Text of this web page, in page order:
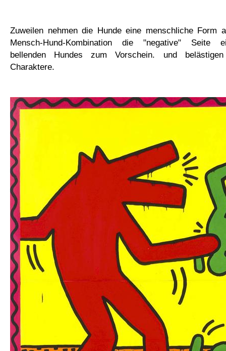
Zuweilen nehmen die Hunde eine menschliche Form
Mensch-Hund-Kombination die "negative" Seite
bellenden Hundes zum Vorschein. und
Charaktere.